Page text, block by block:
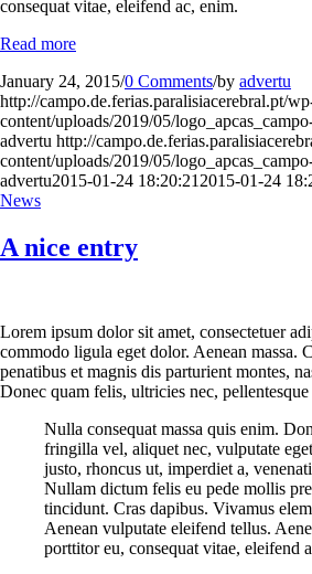
consequat vitae, eleifend ac, enim.
Read more
January 24, 2015/0 Comments/by advertu
http://campo.de.ferias.paralisiacerebral.pt/
content/uploads/2019/05/
advertu http://
content/uploads/2019/05/
advertu2015-01-24 18:20:21 2015-01-24
News
A nice entry
Lorem ipsum dolor sit amet, consectetuer
commodo ligula eget dolor. Aenean massa.
penatibus et magnis dis parturient montes,
Donec quam felis, ultricies nec,
Nulla consequat massa quis enim.
fringilla vel, aliquet nec, vulputate
justo, rhoncus ut, imperdiet a,
Nullam dictum felis eu pede mollis
tincidunt. Cras dapibus. Vivamus
Aenean vulputate eleifend tellus.
porttitor eu, consequat vitae, eleifend